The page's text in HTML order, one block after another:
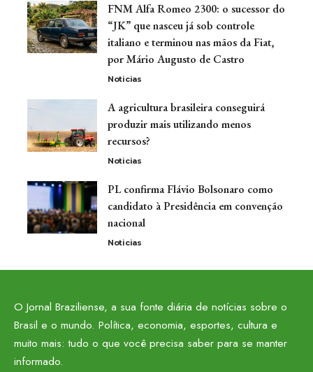
FNM Alfa Romeo 2300: o sucessor do
“JK” que nasceu já sob controle
italiano e terminou nas mãos da Fiat,
por Mário Augusto de Castro
Noticias
A agricultura brasileira conseguirá
produzir mais utilizando menos
recursos?
Noticias
PL confirma Flávio Bolsonaro como
candidato à Presidência em convenção
nacional
Noticias
O Jornal Braziliense, a sua fonte diária de notícias sobre o
Brasil e o mundo. Política, economia, esportes, cultura e
muito mais: tudo o que você precisa saber para se manter
informado.